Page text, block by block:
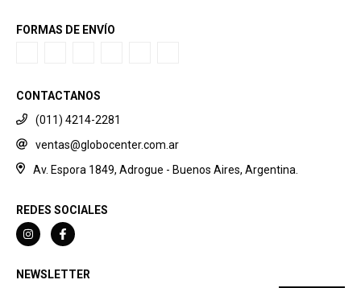
FORMAS DE ENVÍO
CONTACTANOS
(011) 4214-2281
ventas@globocenter.com.ar
Av. Espora 1849, Adrogue - Buenos Aires, Argentina.
REDES SOCIALES
NEWSLETTER